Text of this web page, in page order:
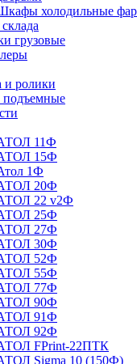
холодильные
грузовые
и ролики
11Ф
15Ф
1Ф
20Ф
22 v2Ф
25Ф
27Ф
30Ф
52Ф
55Ф
77Ф
90Ф
91Ф
92Ф
FPrint-22ПТК
Sigma 10 (150Ф)